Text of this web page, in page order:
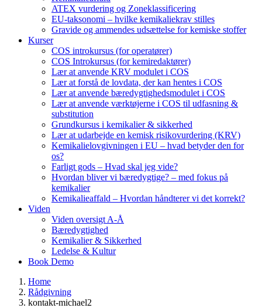
ATEX vurdering og Zoneklassificering
EU-taksonomi – hvilke kemikaliekrav stilles
Gravide og ammendes udsættelse for kemiske stoffer
Kurser
COS introkursus (for operatører)
COS Introkursus (for kemiredaktører)
Lær at anvende KRV modulet i COS
Lær at forstå de lovdata, der kan hentes i COS
Lær at anvende bæredygtighedsmodulet i COS
Lær at anvende værktøjerne i COS til udfasning &
substitution
Grundkursus i kemikalier & sikkerhed
Lær at udarbejde en kemisk risikovurdering (KRV)
Kemikalielovgivningen i EU – hvad betyder den for
os?
Farligt gods – Hvad skal jeg vide?
Hvordan bliver vi bæredygtige? – med fokus på
kemikalier
Kemikalieaffald – Hvordan håndterer vi det korrekt?
Viden
Viden oversigt A-Å
Bæredygtighed
Kemikalier & Sikkerhed
Ledelse & Kultur
Book Demo
Home
Rådgivning
kontakt-michael2